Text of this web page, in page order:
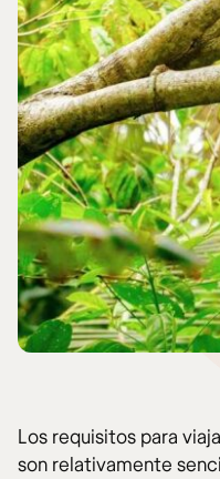
Los requisitos para
son relativamente